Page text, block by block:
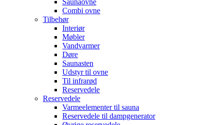
Saunaovne
Combi ovne
Tilbehør
Interiør
Møbler
Vandvarmer
Døre
Saunasten
Udstyr til ovne
Til infrarød
Reservedele
Reservedele
Varmeelementer til sauna
Reservedele til dampgenerator